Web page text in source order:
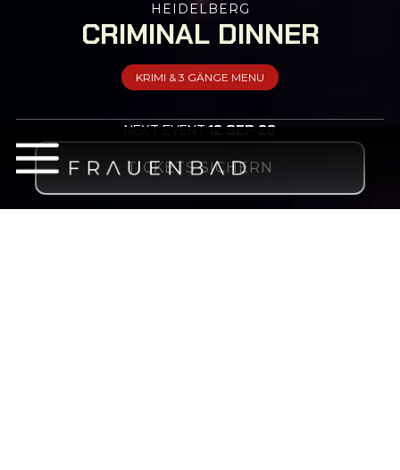
HEIDELBERG
CRIMINAL DINNER
KRIMI & 3 GÄNGE MENU
NEXT EVENT:12 SEP 26
TICKETS SICHERN